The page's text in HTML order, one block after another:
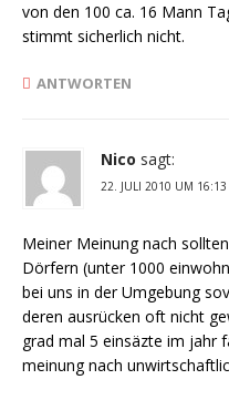
von den 100 ca. 16 Mann
stimmt sicherlich nicht.
ANTWORTEN
Nico sagt:
22. JULI 2010 UM
Meiner Meinung nach
Dörfern (unter 1000
bei uns in der Umgebung
deren ausrücken oft nicht
grad mal 5 einsäzte im jahr
meinung nach